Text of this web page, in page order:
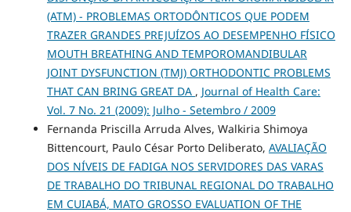
(ATM) - PROBLEMAS ORTODÔNTICOS QUE PODEM
TRAZER GRANDES PREJUÍZOS AO DESEMPENHO FÍSICO
MOUTH BREATHING AND TEMPOROMANDIBULAR
JOINT DYSFUNCTION (TMJ) ORTHODONTIC PROBLEMS
THAT CAN BRING GREAT DA , Journal of Health Care:
Vol. 7 No. 21 (2009): Julho - Setembro / 2009
Fernanda Priscilla Arruda Alves, Walkiria Shimoya
Bittencourt, Paulo César Porto Deliberato, AVALIAÇÃO
DOS NÍVEIS DE FADIGA NOS SERVIDORES DAS VARAS
DE TRABALHO DO TRIBUNAL REGIONAL DO TRABALHO
EM CUIABÁ, MATO GROSSO EVALUATION OF THE